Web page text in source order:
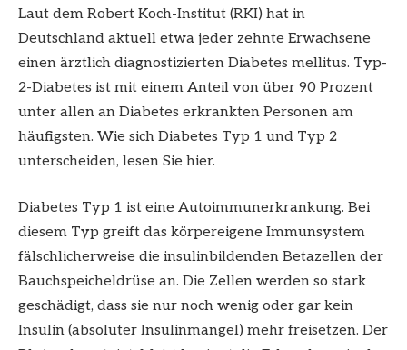
Laut dem Robert Koch-Institut (RKI) hat in
Deutschland aktuell etwa jeder zehnte Erwachsene
einen ärztlich diagnostizierten Diabetes mellitus. Typ-
2-Diabetes ist mit einem Anteil von über 90 Prozent
unter allen an Diabetes erkrankten Personen am
häufigsten. Wie sich Diabetes Typ 1 und Typ 2
unterscheiden, lesen Sie hier.
Diabetes Typ 1 ist eine Autoimmunerkrankung. Bei
diesem Typ greift das körpereigene Immunsystem
fälschlicherweise die insulinbildenden Betazellen der
Bauchspeicheldrüse an. Die Zellen werden so stark
geschädigt, dass sie nur noch wenig oder gar kein
Insulin (absoluter Insulinmangel) mehr freisetzen. Der